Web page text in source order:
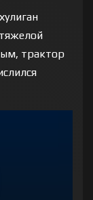
трактор